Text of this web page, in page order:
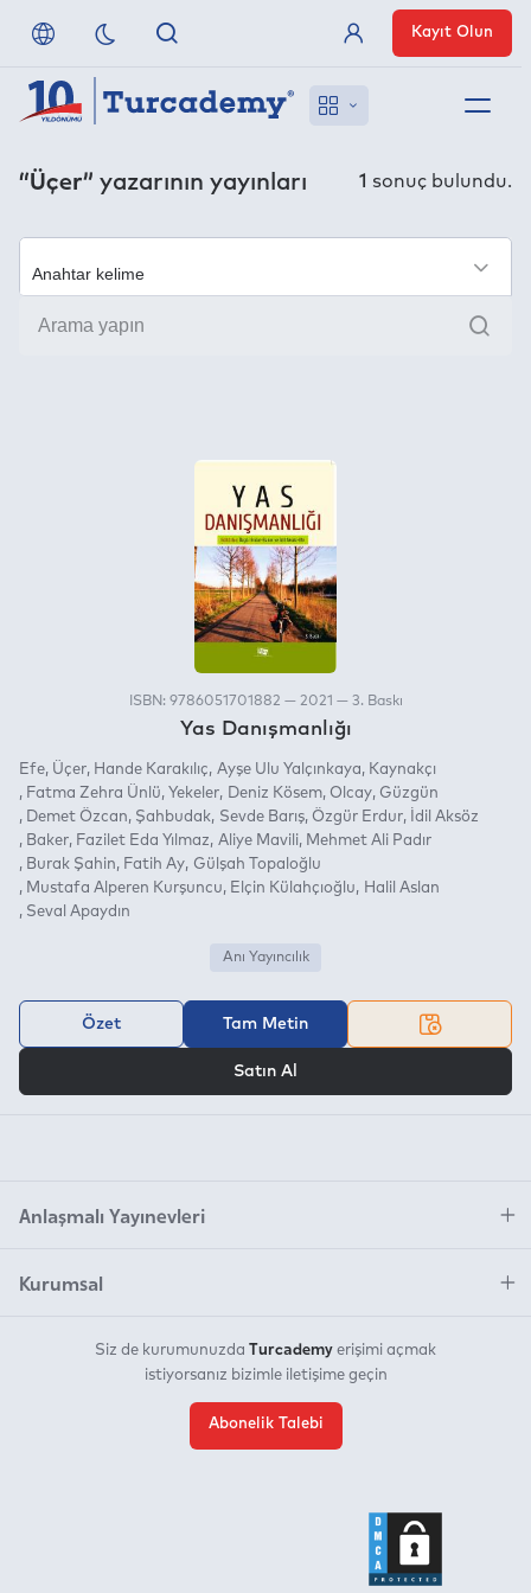
Uzaktan Erişim
Üye Girişi
Kayıt Olun
“Üçer” yazarının yayınları 1 sonuç bulundu.
Ara
ISBN: 9786051701882 — 2021 — 3. Baskı
Yas Danışmanlığı
Efe Üçer Hande Karakılıç Ayşe Ulu Yalçınkaya
Kaynakçı
Fatma Zehra Ünlü
Yekeler Deniz Kösem Olcay Güzgün
Demet Özcan
Şahbudak Sevde Barış Özgür Erdur
İdil Aksöz
Baker
Fazilet Eda Yılmaz Aliye Mavili
Mehmet Ali Padır
Burak Şahin
Fatih Ay
Gülşah Topaloğlu
Mustafa Alperen Kurşuncu
Elçin Külahçıoğlu
Halil Aslan
Seval Apaydın
Anı Yayıncılık
Özet Tam Metin
Satın Al
Anlaşmalı Yayınevleri
Kurumsal
Siz de kurumunuzda Turcademy erişimi açmak
istiyorsanız bizimle iletişime geçin
Abonelik Talebi